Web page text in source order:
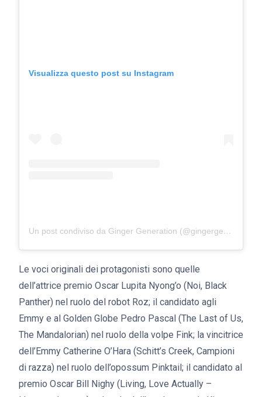
Visualizza questo post su Instagram
Un post condiviso da Ginger Generation (@gingergeneration)
Le voci originali dei protagonisti sono quelle
dell’attrice premio Oscar Lupita Nyong’o (Noi, Black
Panther) nel ruolo del robot Roz; il candidato agli
Emmy e al Golden Globe Pedro Pascal (The Last of Us,
The Mandalorian) nel ruolo della volpe Fink; la vincitrice
dell’Emmy Catherine O’Hara (Schitt’s Creek, Campioni
di razza) nel ruolo dell’opossum Pinktail; il candidato al
premio Oscar Bill Nighy (Living, Love Actually –